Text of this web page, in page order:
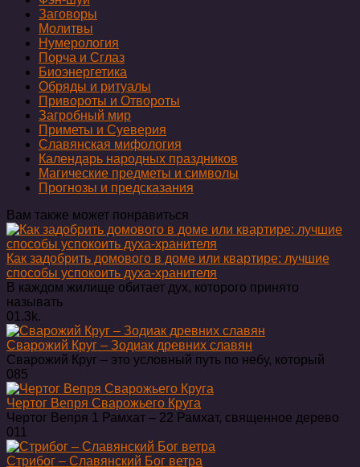
Заговоры
Молитвы
Нумерология
Порча и Сглаз
Биоэнергетика
Обряды и ритуалы
Привороты и Отвороты
Загробный мир
Приметы и Суеверия
Славянская мифология
Календарь народных праздников
Магические предметы и символы
Прогнозы и предсказания
Вам также может понравиться
Как задобрить домового в доме или квартире: лучшие
способы успокоить духа-хранителя
В каждом жилище обитает дух, которого принято
называть
01.3k.
Сварожий Круг – Зодиак древних славян
Сварожий Круг – это условный путь по небу, который
085
Чертог Вепря Сварожьего Круга
Чертог Вепря 1 Рамхат ‒ 22 Рамхат, священное дерево
011
Стрибог – Славянский Бог ветра